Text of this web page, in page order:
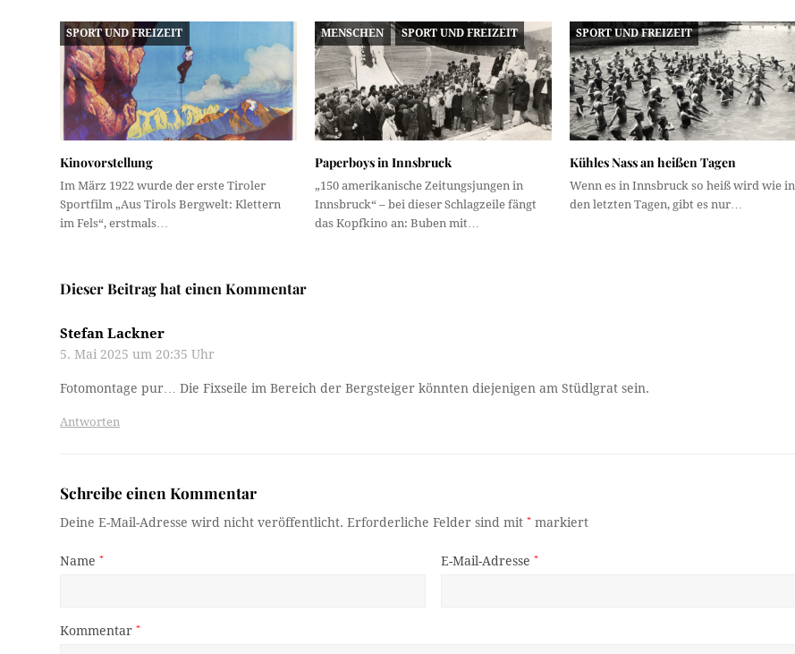
SPORT UND FREIZEIT
Kinovorstellung
Im März 1922 wurde der erste Tiroler
Sportfilm „Aus Tirols Bergwelt: Klettern
im Fels“, erstmals…
MENSCHEN SPORT UND FREIZEIT
Paperboys in Innsbruck
„150 amerikanische Zeitungsjungen in
Innsbruck“ – bei dieser Schlagzeile fängt
das Kopfkino an: Buben mit…
SPORT UND FREIZEIT
Kühles Nass an heißen Tagen
Wenn es in Innsbruck so heiß wird wie in
den letzten Tagen, gibt es nur…
Dieser Beitrag hat einen Kommentar
Stefan Lackner
5. Mai 2025 um 20:35 Uhr
Fotomontage pur… Die Fixseile im Bereich der Bergsteiger könnten diejenigen am Stüdlgrat sein.
Antworten
Schreibe einen Kommentar
Deine E-Mail-Adresse wird nicht veröffentlicht. Erforderliche Felder sind mit* markiert
Name* E-Mail-Adresse *
Kommentar*